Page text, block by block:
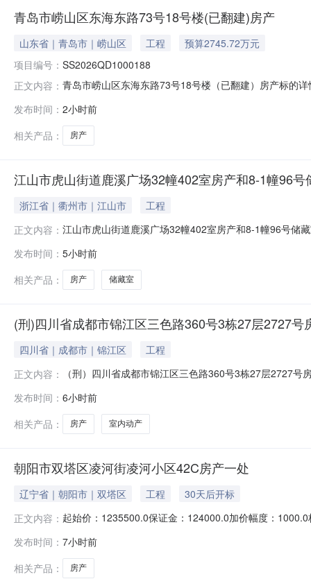
青岛市崂山区东海东路73号18号楼(已翻建)房产
山东省｜青岛市｜崂山区 工程
预算2745.72万元
项目编号： SS2026QD1000188
正文内容： 青岛市崂山区东海东路73号18号楼（已翻建）房产标的
青岛市中级人民法院委托机构联系人法官委托机构联系
发布时间： 2小时前
相关产品：
房产
江山市虎山街道鹿溪广场32幢402室房产和8-1幢96号
浙江省｜衢州市｜江山市
工程
正文内容： 江山市虎山街道鹿溪广场32幢402室房产和8-1幢96号储
幢402室：建筑面积115.81m2、土地面积19.8m2；（2
发布时间： 5小时前
相关产品：
房产 储藏室
(刑)四川省成都市锦江区三色路360号3栋27层2727号
四川省｜成都市｜锦江区
工程
正文内容：
（刑）四川省成都市锦江区三色路360号3栋27层2727
屋建筑面积：48.06㎡;土地使用面积：1.74㎡2.查封状况
发布时间： 6小时前
相关产品：
房产 室内动产
朝阳市双塔区凌河街凌河小区42C房产一处
辽宁省｜朝阳市｜双塔区 工程
30天后开标
正文内容： 起始价：1235500.0保证金：124000.0加价幅度：
关法律规定所制订，竞买人应认真仔细阅读，了解本须
当事人和竞
发布时间： 7小时前
相关产品：
房产